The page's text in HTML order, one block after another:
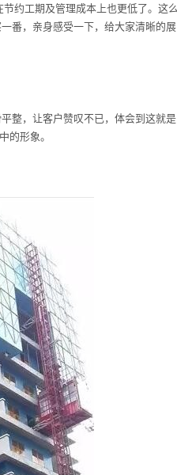
约工期及管理成本上也更低了。这么
番，亲身感受一下，给大家清晰的展
整，让客户赞叹不已，体会到这就是
的形象。